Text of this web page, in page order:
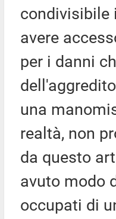
condivisibile
avere
per i danni
una
realtà, non
da questo
avuto modo
occupati di